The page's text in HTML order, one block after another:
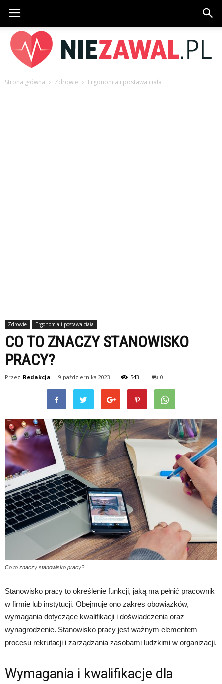
Strona główna Zdrowie Ergonomia i postawa ciała
Zdrowie Ergonomia i postawa ciała
CO TO ZNACZY STANOWISKO
PRACY?
Przez Redakcja - 9 października 2023 543 0
Co to znaczy stanowisko pracy?
Stanowisko pracy to określenie funkcji, jaką ma pełnić pracownik
w firmie lub instytucji. Obejmuje ono zakres obowiązków,
wymagania dotyczące kwalifikacji i doświadczenia oraz
wynagrodzenie. Stanowisko pracy jest ważnym elementem
procesu rekrutacji i zarządzania zasobami ludzkimi w organizacji.
Wymagania i kwalifikacje dla